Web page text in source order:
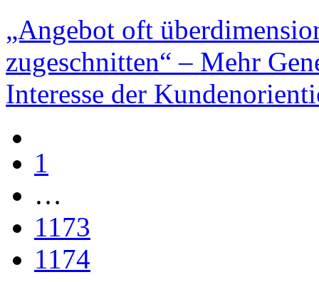
„Angebot oft
zugeschnitten“ – Mehr
Interesse der
1
…
1173
1174